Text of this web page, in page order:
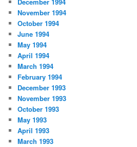
December 1994
November 1994
October 1994
June 1994
May 1994
April 1994
March 1994
February 1994
December 1993
November 1993
October 1993
May 1993
April 1993
March 1993